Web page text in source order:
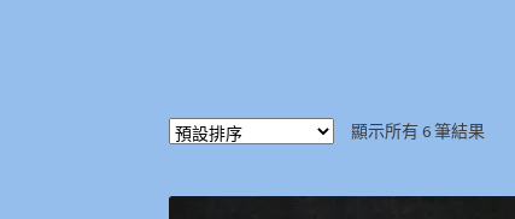
顯示所有 6 筆結果